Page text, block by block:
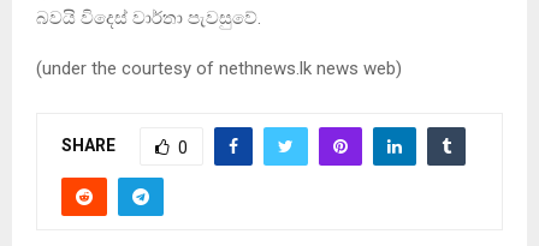
බවයි විදෙස් වාර්තා පැවසුවේ.
(under the courtesy of nethnews.lk news web)
SHARE 0